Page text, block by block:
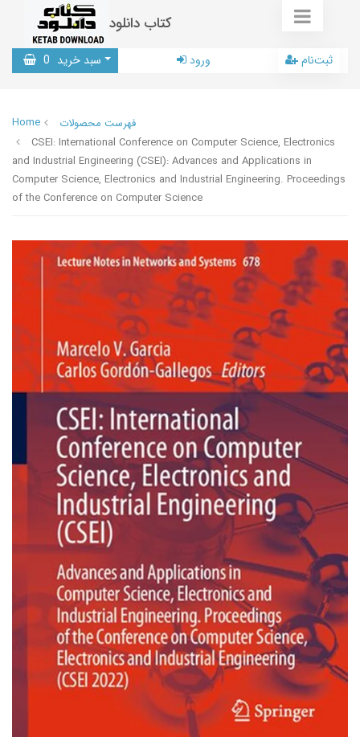
کتاب دانلود
سبد خرید 0 ورود ثبت‌نام
Home
فهرست محصولات
CSEI: International Conference on Computer Science, Electronics
and Industrial Engineering (CSEI): Advances and Applications in
Computer Science, Electronics and Industrial Engineering. Proceedings
of the Conference on Computer Science